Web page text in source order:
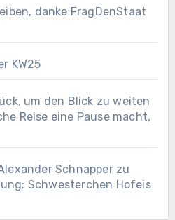
danke FragDenStaat
KW25
um den Blick zu weiten
Reise eine Pause macht,
Schnapperzu
Schwesterchen Hofeis